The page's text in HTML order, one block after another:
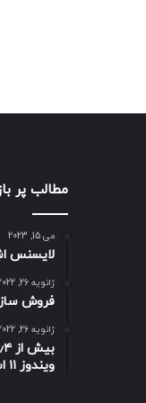
مطالب پر
می 15, 2023
لایسنس
ژانویه 26, 2022
فروش
ژانویه 26, 2022
ویندوز ۱۱ استفاده می‌کنند